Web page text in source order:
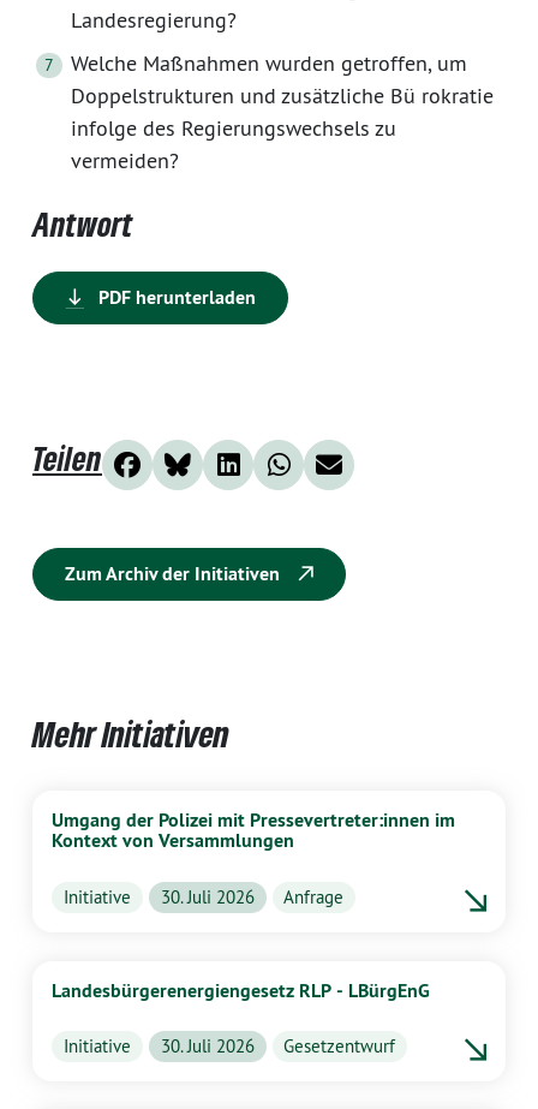
Landesregierung?
Welche Maßnahmen wurden getroffen, um
Doppelstrukturen und zusätzliche Bü rokratie
infolge des Regierungswechsels zu
vermeiden?
Antwort
PDF herunterladen
Teilen
Zum Archiv der Initiativen
Mehr Initiativen
Umgang der Polizei mit Pressevertreter:innen im
Kontext von Versammlungen
Initiative 30. Juli 2026 Anfrage
Landesbürgerenergiengesetz RLP - LBürgEnG
Initiative 30. Juli 2026 Gesetzentwurf